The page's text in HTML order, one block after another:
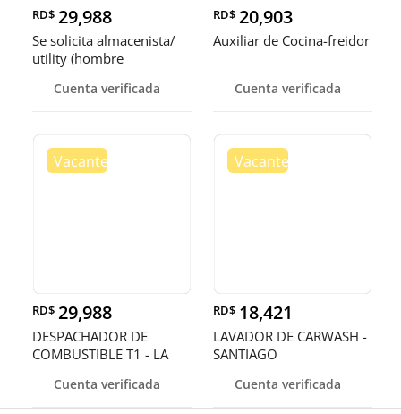
RD$ 29,988
Se solicita almacenista/
utility (hombre
Cuenta verificada
RD$ 20,903
Auxiliar de Cocina-freidor
Cuenta verificada
RD$ 29,988
DESPACHADOR DE
COMBUSTIBLE T1 - LA
Cuenta verificada
RD$ 18,421
LAVADOR DE CARWASH -
SANTIAGO
Cuenta verificada